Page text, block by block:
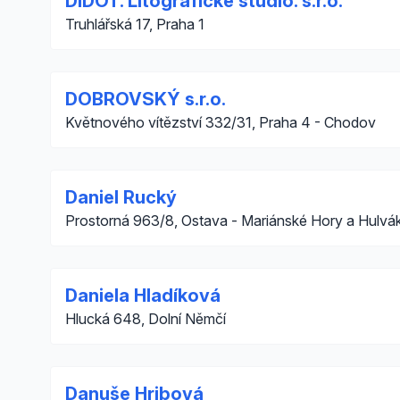
Truhlářská 17, Praha 1
DOBROVSKÝ s.r.o.
Květnového vítězství 332/31, Praha 4 - Chodov
Daniel Rucký
Prostorná 963/8, Ostava - Mariánské Hory a
Daniela Hladíková
Hlucká 648, Dolní Němčí
Danuše Hribová